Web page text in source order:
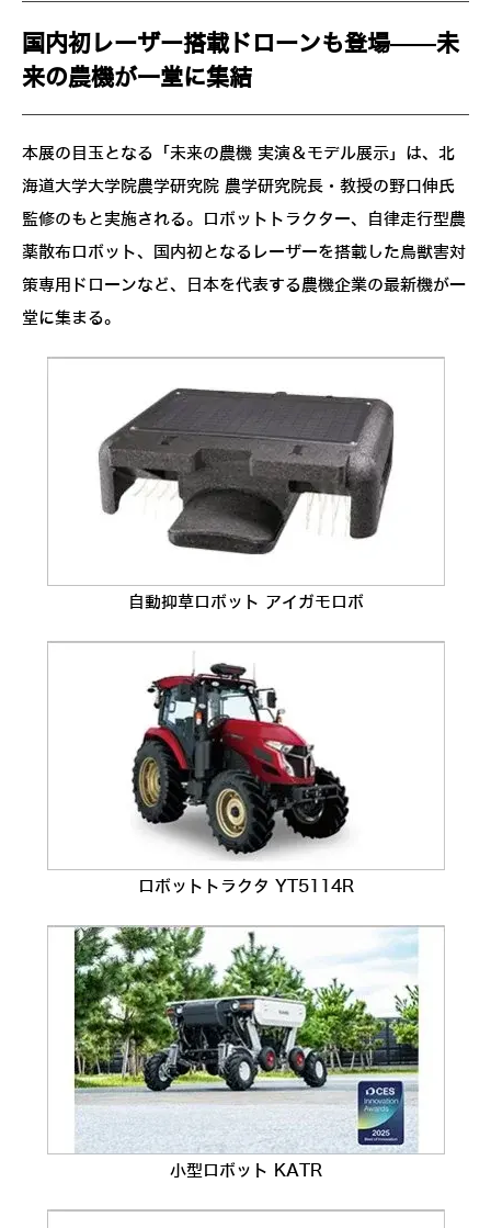
国内初レーザー搭載ドローンも登場——未
来の農機が一堂に集結
本展の目玉となる「未来の農機 実演＆モデル展示」は、北
海道大学大学院農学研究院 農学研究院長・教授の野口伸氏
監修のもと実施される。ロボットトラクター、自律走行型農
薬散布ロボット、国内初となるレーザーを搭載した鳥獣害対
策専用ドローンなど、日本を代表する農機企業の最新機が一
堂に集まる。
自動抑草ロボット アイガモロボ
ロボットトラクタ YT5114R
小型ロボット KATR